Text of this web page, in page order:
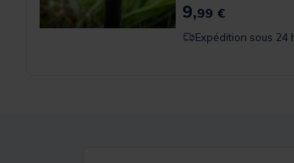
9,99 €
Expédition sous 24